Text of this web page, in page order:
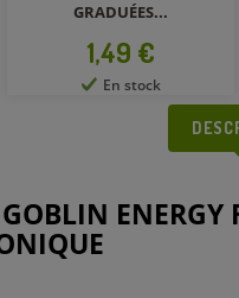
GRADUÉES...
Prix
1,49 €
En stock
ENERGY